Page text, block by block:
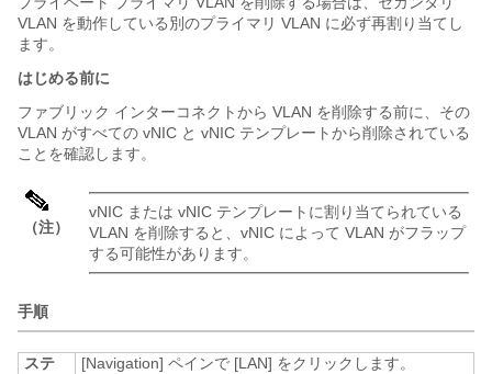
VLAN を動作している別のプライマリ VLAN に必ず再割り当てし
ます。
はじめる前に
ファブリック インターコネクトから VLAN を削除する前に、その
VLAN がすべての vNIC と vNIC テンプレートから削除されている
ことを確認します。
（注）
vNIC または vNIC テンプレートに割り当てられている
VLAN を削除すると、vNIC によって VLAN がフラップ
する可能性があります。
手順
ステ
[Navigation] ペインで [LAN] をクリックします。